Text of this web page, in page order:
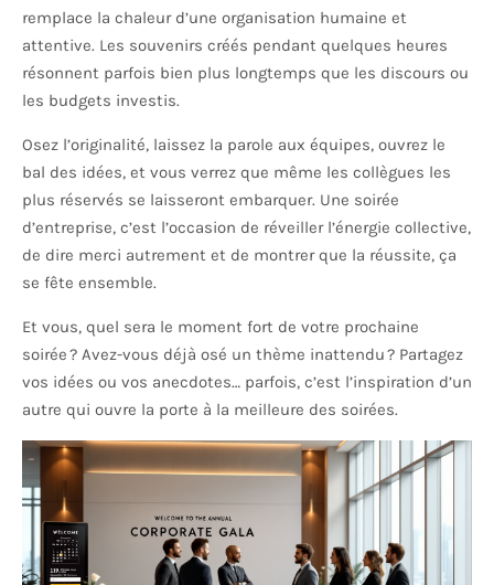
remplace la chaleur d’une organisation humaine et
attentive. Les souvenirs créés pendant quelques heures
résonnent parfois bien plus longtemps que les discours ou
les budgets investis.
Osez l’originalité, laissez la parole aux équipes, ouvrez le
bal des idées, et vous verrez que même les collègues les
plus réservés se laisseront embarquer. Une soirée
d’entreprise, c’est l’occasion de réveiller l’énergie collective,
de dire merci autrement et de montrer que la réussite, ça
se fête ensemble.
Et vous, quel sera le moment fort de votre prochaine
soirée ? Avez-vous déjà osé un thème inattendu ? Partagez
vos idées ou vos anecdotes… parfois, c’est l’inspiration d’un
autre qui ouvre la porte à la meilleure des soirées.